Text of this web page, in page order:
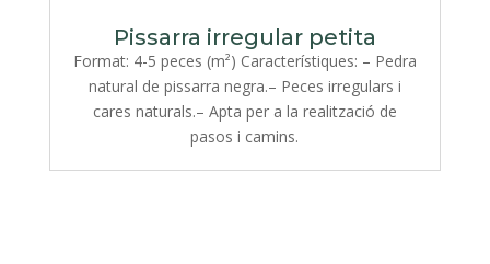
Pissarra irregular petita
Format: 4-5 peces (m²) Característiques: – Pedra
natural de pissarra negra.– Peces irregulars i
cares naturals.– Apta per a la realització de
pasos i camins.